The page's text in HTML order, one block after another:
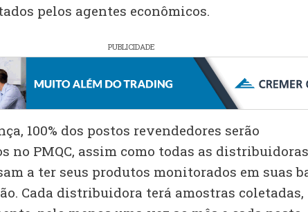
pelos agentes econômicos.
PUBLICIDADE
100% dos postos revendedores serão
no PMQC, assim como todas as
a ter seus produtos monitorados em suas
Cada distribuidora terá amostras coletadas,